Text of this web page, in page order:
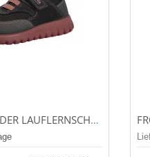
SUPERFIT KINDER LAUFLERNSCHUH/HALBSCHUH SPORT7 MINI GRAU/ROSA (GRAU) 1-006190-2006